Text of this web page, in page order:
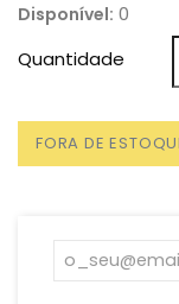
Disponível: 0
Quantidade
FORA DE